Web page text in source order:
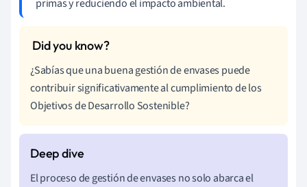
primas y reduciendo el impacto ambiental.
¿Sabías que una buena gestión de envases puede
contribuir significativamente al cumplimiento de los
Objetivos de Desarrollo Sostenible?
El proceso de gestión de envases no solo abarca el